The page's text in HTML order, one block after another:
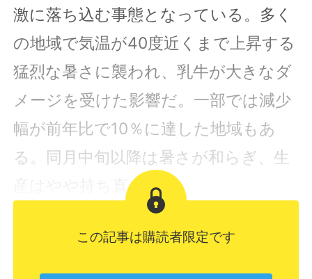
激に落ち込む事態となっている。多く
の地域で気温が40度近くまで上昇する
猛烈な暑さに襲われ、乳牛が大きなダ
メージを受けた影響だ。一部では減少
幅が前年比で10％に達した地域もあ
る。同月中旬以降は暑さが和らぎ、生
産はやや持ち直...
この記事は購読者限定です